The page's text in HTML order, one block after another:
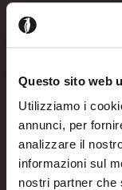
Questo sito web
Utilizziamo i
annunci, per
analizzare il
informazioni sul
nostri partner che
Frame
Please login to